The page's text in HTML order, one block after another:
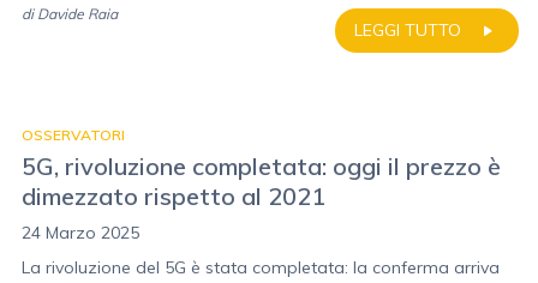
LEGGI TUTTO
di Davide Raia
OSSERVATORI
5G, rivoluzione completata: oggi il prezzo è
dimezzato rispetto al 2021
24 Marzo 2025
La rivoluzione del 5G è stata completata: la conferma arriva